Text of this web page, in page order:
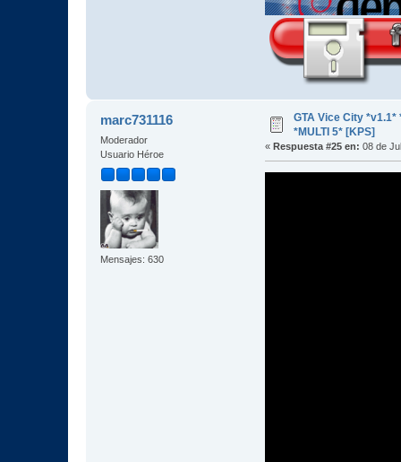
marc731116
Moderador
Usuario Héroe
Mensajes: 630
GTA Vice City *v1.1*
*MULTI 5* [KPS]
« Respuesta #25 en: 08 de